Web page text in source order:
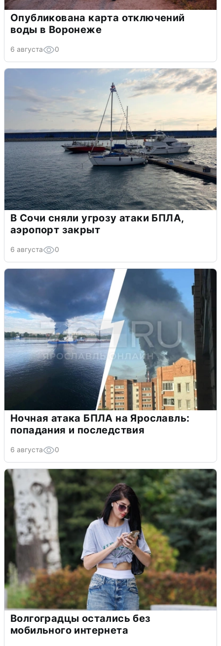
Опубликована карта отключений
воды в Воронеже
6 августа 0
В Сочи сняли угрозу атаки БПЛА,
аэропорт закрыт
6 августа 0
Ночная атака БПЛА на Ярославль:
попадания и последствия
6 августа 0
Волгоградцы остались без
мобильного интернета